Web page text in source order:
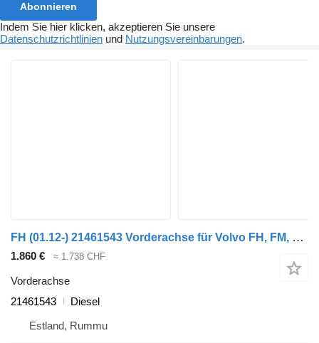
Abonnieren
Indem Sie hier klicken, akzeptieren Sie unsere
Datenschutzrichtlinien und Nutzungsvereinbarungen.
FH (01.12-) 21461543 Vorderachse für Volvo FH, FM, FMX-4 series (2013-) LKW
1.860 € ≈ 1.738 CHF
Vorderachse
21461543
Diesel
Estland, Rummu